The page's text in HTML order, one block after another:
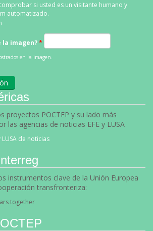
si usted es un visitante humano y
automatizado.
la imagen?*
en la imagen.
proyectos POCTEP y su lado más
las agencias de noticias EFE y LUSA
instrumentos clave de la Unión Europea
transfronteriza: